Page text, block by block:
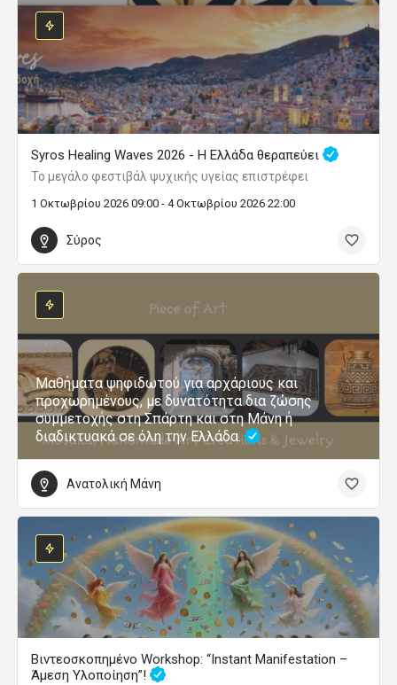
Syros Healing Waves 2026 - Η Ελλάδα θεραπεύει
Το μεγάλο φεστιβάλ ψυχικής υγείας επιστρέφει
1 Οκτωβρίου 2026 09:00 - 4 Οκτωβρίου 2026 22:00
Σύρος
Μαθήματα ψηφιδωτού για αρχάριους και
προχωρημένους, με δυνατότητα δια ζώσης
συμμετοχής στη Σπάρτη και στη Μάνη ή
διαδικτυακά σε όλη την Ελλάδα.
Ανατολική Μάνη
Βιντεοσκοπημένο Workshop: “Instant Manifestation –
Άμεση Υλοποίηση”!